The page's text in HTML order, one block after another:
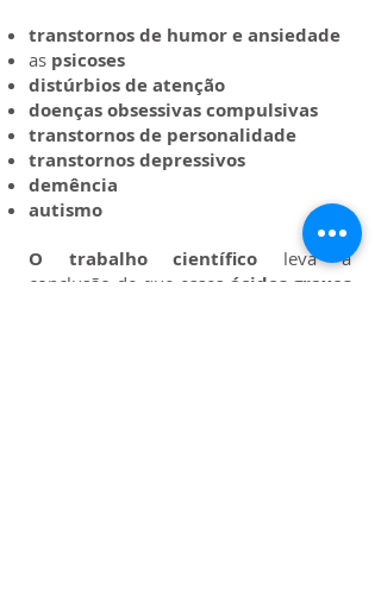
transtornos de humor e ansiedade
as psicoses
distúrbios de atenção
doenças obsessivas compulsivas
transtornos de personalidade
transtornos depressivos
demência
autismo
O trabalho científico leva à
conclusão de que esses ácidos graxos